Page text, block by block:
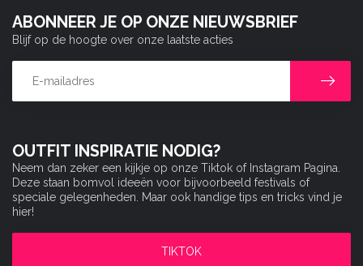
OUTFIT INSPIRATIE NODIG?
Neem dan zeker een kijkje op onze Tiktok of Instagram Pagina.
Deze staan bomvol ideeën voor bijvoorbeeld festivals of
speciale gelegenheden. Maar ook handige tips en tricks vind je
hier!
TIKTOK
ABONNEER JE OP ONZE NIEUWSBRIEF
Blijf op de hoogte over onze laatste acties